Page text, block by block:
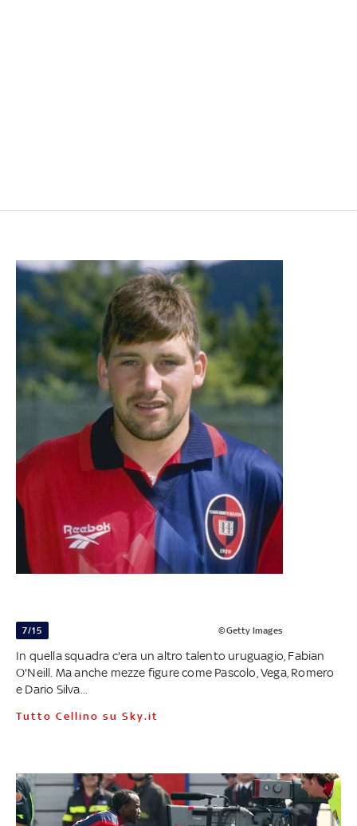
7/15 ©Getty Images
In quella squadra c'era un altro talento uruguagio, Fabian
O'Neill. Ma anche mezze figure come Pascolo, Vega, Romero
e Dario Silva...
Tutto Cellino su Sky.it